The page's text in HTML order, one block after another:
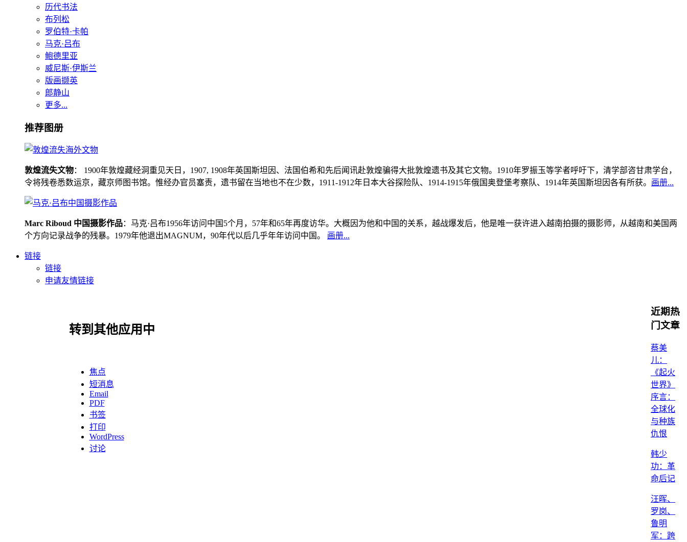
历代书法
布列松
罗伯特·卡帕
马克·吕布
鲍德里亚
威尼斯·伊斯兰
版画撷英
郎静山
更多...
推荐图册
敦煌流失文物： 1900年敦煌藏经洞重见天日，1907, 1908年英国斯坦因、法国伯希和先后闻讯赴敦煌骗得大批敦煌遗书及其它文物。1910年罗振玉等学者呼吁下，清学部咨甘肃学台，
令将残卷悉数运京，藏京师图书馆。惟经办官员塞责，遗书留在当地也不在少数，1911-1912年日本大谷探险队、1914-1915年俄国奥登堡考察队、1914年英国斯坦因各有所获。 画册...
Marc Riboud 中国摄影作品：马克·吕布1956年访问中国5个月，57年和65年再度访华。大概因为他和中国的关系，越战爆发后，他是唯一获许进入越南拍摄的摄影师，从越南和美国两
个方向记录战争的残暴。1979年他退出MAGNUM，90年代以后几乎年年访问中国。 画册...
链接
链接
申请友情链接
转到其他应用中
焦点
短消息
Email
PDF
书签
打印
WordPress
讨论
近期热
门文章
蔡美
儿：
《起火
世界》
序言：
全球化
与种族
仇恨
韩少
功：革
命后记
汪晖、
罗岗、
鲁明
军：跨